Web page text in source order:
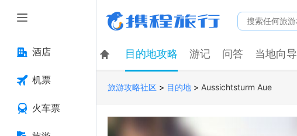
酒店
机票
火车票
目的地攻略 游记 问答 当地向导
旅游攻略社区 > 目的地 > Aussichtsturm Aue